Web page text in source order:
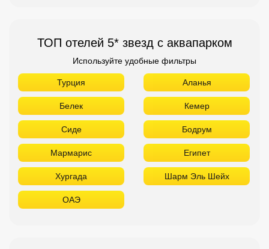
ТОП отелей 5* звезд с аквапарком
Используйте удобные фильтры
Турция Аланья
Белек Кемер
Сиде Бодрум
Мармарис Египет
Хургада Шарм Эль Шейх
ОАЭ